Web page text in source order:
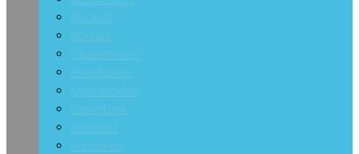
Blackroll
Boxsack
Ellipsentrainer
Eiweißpulver
Gymnastikball
Hantelbank
Kettlebell
Kurzhantel